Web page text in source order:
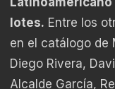
lotes. Entre los
en el catálogo de
Diego Rivera,
Alcalde García,